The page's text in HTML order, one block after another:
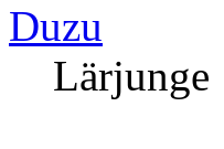
Duzu
Lärjunge